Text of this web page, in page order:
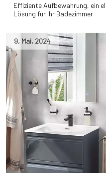
9, Mai, 2024
Effiziente Aufbewahrung, ein
Lösung für Ihr Badezimmer